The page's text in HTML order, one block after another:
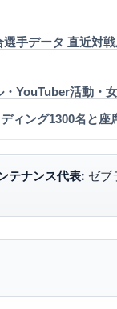
手データ 直近対
YouTuber活動・
ィング1300名と座
テナンス代表: ゼブ